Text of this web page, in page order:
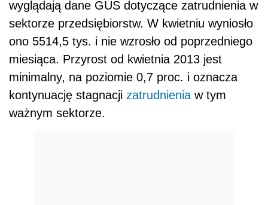
wyglądają dane GUS dotyczące zatrudnienia w
sektorze przedsiębiorstw. W kwietniu wyniosło
ono 5514,5 tys. i nie wzrosło od poprzedniego
miesiąca. Przyrost od kwietnia 2013 jest
minimalny, na poziomie 0,7 proc. i oznacza
kontynuację stagnacji zatrudnienia w tym
ważnym sektorze.